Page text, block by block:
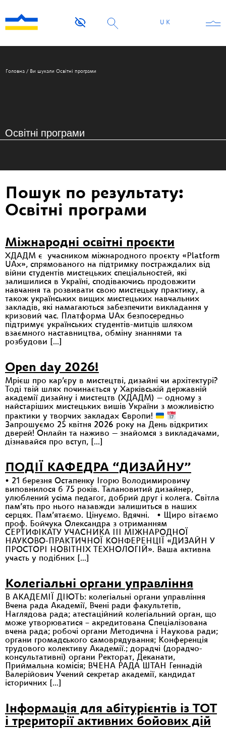
UK
Головна / Ви шукали Освітні програми
Пошук по результату:
Освітні програми
Міжнародні освітні проєкти
ХДАДМ є учасником міжнародного проєкту «Platform
UAx», спрямованого на підтримку постраждалих від
війни студентів мистецьких спеціальностей, які
залишилися в Україні, сподіваючись продовжити
навчання та розвивати свою мистецьку практику, а
також українських вищих мистецьких навчальних
закладів, які намагаються забезпечити викладання у
кризовий час. Платформа UAx безпосередньо
підтримує українських студентів-митців шляхом
взаємного наставництва, обміну знаннями та
розбудови […]
Open day 2026!
Мрієш про кар’єру в мистецтві, дизайні чи архітектурі?
Тоді твій шлях починається у Харківській державній
академії дизайну і мистецтв (ХДАДМ) — одному з
найстаріших мистецьких вишів України з можливістю
практики у творчих закладах Європи!
Запрошуємо 25 квітня 2026 року на День відкритих
дверей! Онлайн та наживо — знайомся з викладачами,
дізнавайся про вступ, […]
ПОДІЇ КАФЕДРА “ДИЗАЙНУ”
• 21 березня Остапенку Ігорю Володимировичу
виповнилося б 75 років. Талановитий дизайнер,
улюблений усіма педагог, добрий друг і колега. Світла
пам’ять про нього назавжди залишиться в наших
серцях. Пам’ятаємо. Цінуємо. Вдячні. • Щиро вітаємо
проф. Бойчука Олександра з отриманням
СЕРТИФІКАТУ УЧАСНИКА ІІІ МІЖНАРОДНОЇ
НАУКОВО-ПРАКТИЧНОЇ КОНФЕРЕНЦІЇ «ДИЗАЙН У
ПРОСТОРІ НОВІТНІХ ТЕХНОЛОГІЙ». Ваша активна
участь у подібних […]
Колегіальні органи управління
В АКАДЕМІЇ ДІЮТЬ: колегіальні органи управління
Вчена рада Академії, Вчені ради факультетів,
Наглядова рада; атестаційний колегіальний орган, що
може утворюватися – акредитована Спеціалізована
вчена рада; робочі органи Методична і Наукова ради;
органи громадського самоврядування; Конференція
трудового колективу Академії.; дорадчі (дорадчо-
консультативні) органи Ректорат, Деканати,
Приймальна комісія; ВЧЕНА РАДА ШТАН Геннадій
Валерійович Учений секретар академії, кандидат
історичних […]
Інформація для абітурієнтів із ТОТ
і трериторії активних бойових дій